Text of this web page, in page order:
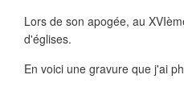
Lors de son apogée, au
d'églises.
En voici une gravure que j'ai